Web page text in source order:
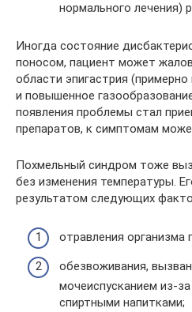
нормального лечения)
Иногда состояние
поносом, пациент может
области эпигастрия
и повышенное
появления проблемы стал
препаратов, к симптомам
Похмельный синдром тоже
без изменения температуры.
результатом следующих
отравления организма
обезвоживания,
мочеиспусканием из-
спиртными напитками;